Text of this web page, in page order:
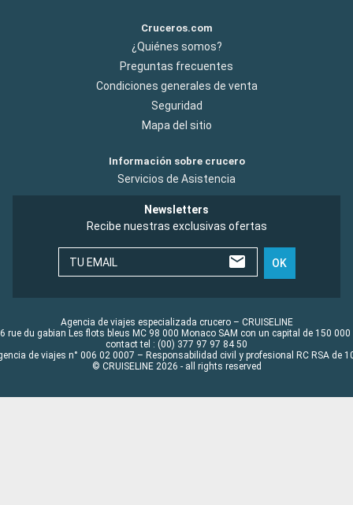
Cruceros.com
¿Quiénes somos?
Preguntas frecuentes
Condiciones generales de venta
Seguridad
Mapa del sitio
Información sobre crucero
Servicios de Asistencia
Newsletters
Recibe nuestras exclusivas ofertas
TU EMAIL OK
Agencia de viajes especializada crucero – CRUISELINE
rue du gabian Les flots bleus MC 98 000 Monaco SAM con un capital de 150 000
contact tel : (00) 377 97 97 84 50
de viajes n° 006 02 0007 – Responsabilidad civil y profesional RC RSA de
© CRUISELINE 2026 - all rights reserved